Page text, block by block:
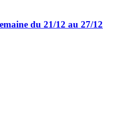
du 21/12 au 27/12